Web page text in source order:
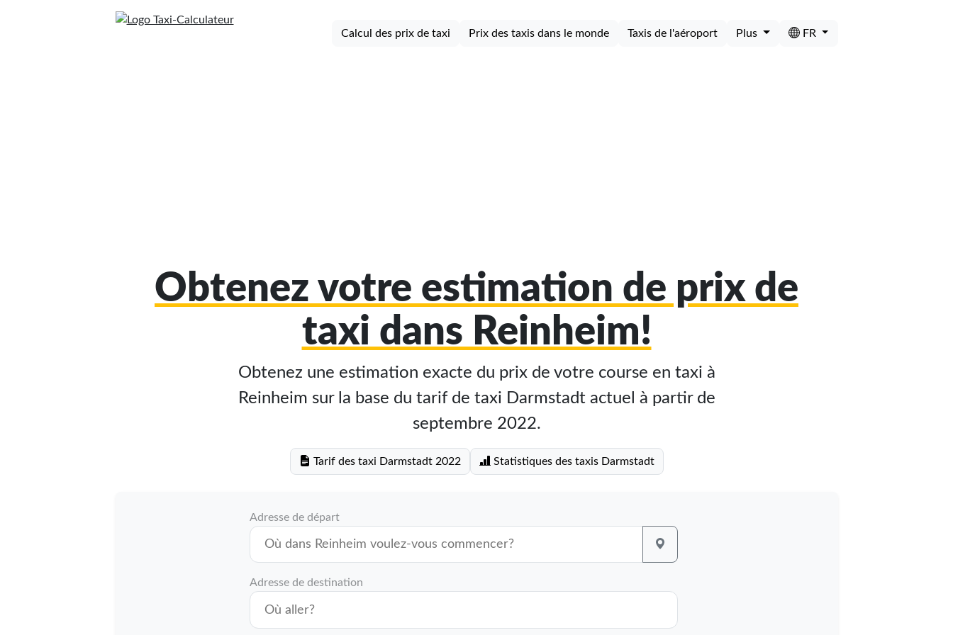
Calcul des prix de taxi Prix des taxis dans le monde Taxis de l'aéroport Plus FR
Obtenez votre estimation de prix de
taxi dans Reinheim!
Obtenez une estimation exacte du prix de votre course en taxi à
Reinheim sur la base du tarif de taxi Darmstadt actuel à partir de
septembre 2022.
Tarif des taxi Darmstadt 2022 Statistiques des taxis Darmstadt
Adresse de départ
Adresse de destination